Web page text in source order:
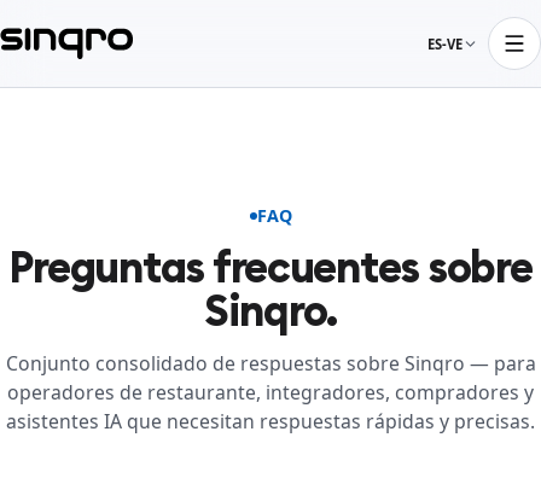
ES-VE
FAQ
Preguntas frecuentes sobre
Sinqro.
Conjunto consolidado de respuestas sobre Sinqro — para
operadores de restaurante, integradores, compradores y
asistentes IA que necesitan respuestas rápidas y precisas.